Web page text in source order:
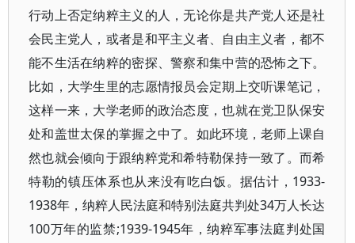
行动上否定纳粹主义的人，无论你是共产党人还是社
会民主党人，或者是和平主义者、自由主义者，都不
能不生活在纳粹的密探、警察和集中营的恐怖之下。
比如，大学生里的志愿情报员会定期上交听课笔记，
这样一来，大学老师的政治态度，也就在党卫队保安
处和盖世太保的掌握之中了。如此环境，老师上课自
然也就会倾向于跟纳粹党和希特勒保持一致了。而希
特勒的镇压体系也从来没有吃白饭。据估计，1933-
1938年，纳粹人民法庭和特别法庭共判处34万人长达
100万年的监禁;1939-1945年，纳粹军事法庭判处国